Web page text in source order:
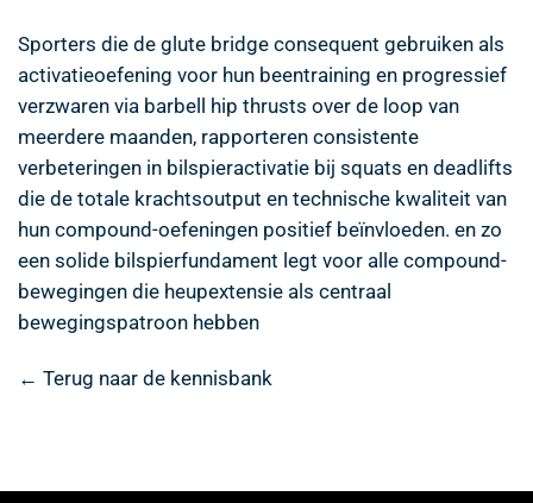
Sporters die de glute bridge consequent gebruiken als
activatieoefening voor hun beentraining en progressief
verzwaren via barbell hip thrusts over de loop van
meerdere maanden, rapporteren consistente
verbeteringen in bilspieractivatie bij squats en deadlifts
die de totale krachtsoutput en technische kwaliteit van
hun compound-oefeningen positief beïnvloeden. en zo
een solide bilspierfundament legt voor alle compound-
bewegingen die heupextensie als centraal
bewegingspatroon hebben
← Terug naar de kennisbank